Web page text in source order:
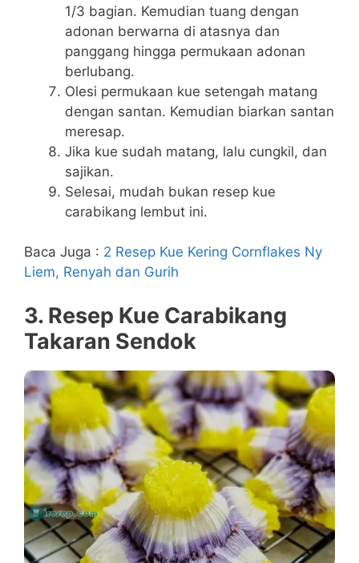
1/3 bagian. Kemudian tuang dengan
adonan berwarna di atasnya dan
panggang hingga permukaan adonan
berlubang.
Olesi permukaan kue setengah matang
dengan santan. Kemudian biarkan santan
meresap.
Jika kue sudah matang, lalu cungkil, dan
sajikan.
Selesai, mudah bukan resep kue
carabikang lembut ini.
Baca Juga : 2 Resep Kue Kering Cornflakes Ny
Liem, Renyah dan Gurih
3. Resep Kue Carabikang
Takaran Sendok